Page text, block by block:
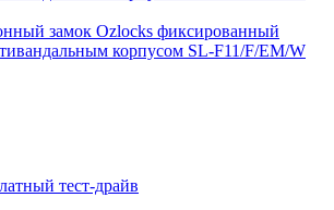
замок Ozlocks фиксированный
корпусом SL-F11/F/EM/W
тест-драйв